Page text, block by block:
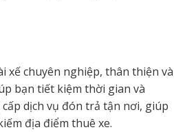
xế chuyên nghiệp, thân thiện và
bạn tiết kiệm thời gian và
dịch vụ đón trả tận nơi, giúp
địa điểm thuê xe.